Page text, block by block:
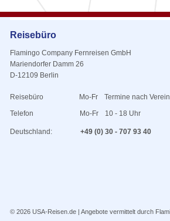
Reisebüro
Flamingo Company Fernreisen GmbH
Mariendorfer Damm 26
D-12109 Berlin
Reisebüro Mo-Fr
Termine nach
Telefon
Mo-Fr 10 - 18 Uhr
Deutschland: +49 (0) 30 - 707 93 40
© 2026 USA-Reisen.de | Angebote vermittelt durch